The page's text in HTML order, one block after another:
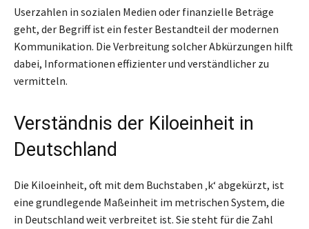
Userzahlen in sozialen Medien oder finanzielle Beträge
geht, der Begriff ist ein fester Bestandteil der modernen
Kommunikation. Die Verbreitung solcher Abkürzungen hilft
dabei, Informationen effizienter und verständlicher zu
vermitteln.
Verständnis der Kiloeinheit in
Deutschland
Die Kiloeinheit, oft mit dem Buchstaben ‚k‘ abgekürzt, ist
eine grundlegende Maßeinheit im metrischen System, die
in Deutschland weit verbreitet ist. Sie steht für die Zahl